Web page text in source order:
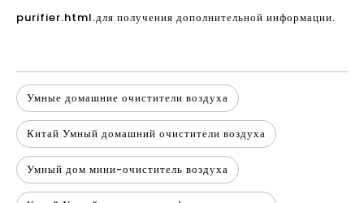
purifier.html.для получения дополнительной информации.
Умные домашние очистители воздуха
Китай Умный домашний очистители воздуха
Умный дом мини-очиститель воздуха